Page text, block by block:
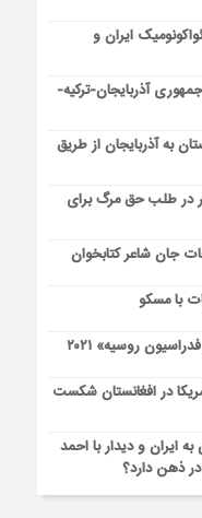
ایران و
آذربایجان-ترکیه-
به آذربایجان از طریق
در طلب حق مرگ برای
جان شاعر کتابخوان
با مسکو
روسیه» ۲۰۲۱
در افغانستان شکست
ایران و دیدار با احمد
ذهن دارد؟